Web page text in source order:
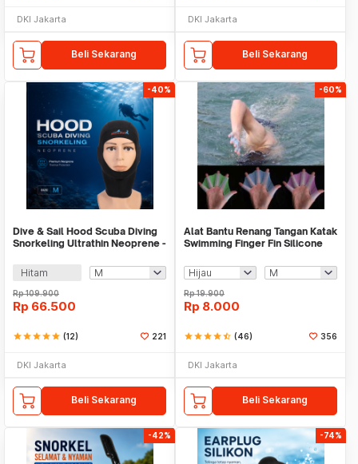
DKI Jakarta
Beli Sekarang
DKI Jakarta
Beli Sekarang
-40%
Dive & Sail Hood Scuba Diving
Snorkeling Ultrathin Neoprene -
Hitam
Rp109.900
Rp 66.500
starstarstarstarstar (12) 221
DKI Jakarta
Beli Sekarang
-60%
Alat Bantu Renang Tangan Katak
Swimming Finger Fin Silicone
Rp19.900
Rp 8.000
starstarstarstarstar_half (46) 356
DKI Jakarta
Beli Sekarang
-42% -74%